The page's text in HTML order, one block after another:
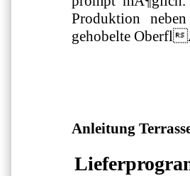
Produktion
gehobelte Oberfl
Anleitung